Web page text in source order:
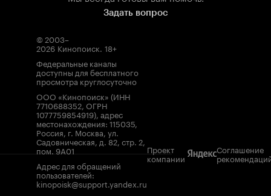
Задать вопрос
© 2003–
2026 Кинопоиск. 18+
Федеральные каналы
доступны для бесплатного
просмотра круглосуточно
ООО «Кинопоиск» (ИНН
7710688352, ОГРН
1077759854919), адрес
местонахождения: 115035,
Россия, г. Москва, ул.
Садовническая, д. 82, стр. 2,
пом. 9А01
Адрес для обращений
пользователей:
kinopoisk@support.yandex.ru
Проект
компании
Соглашение